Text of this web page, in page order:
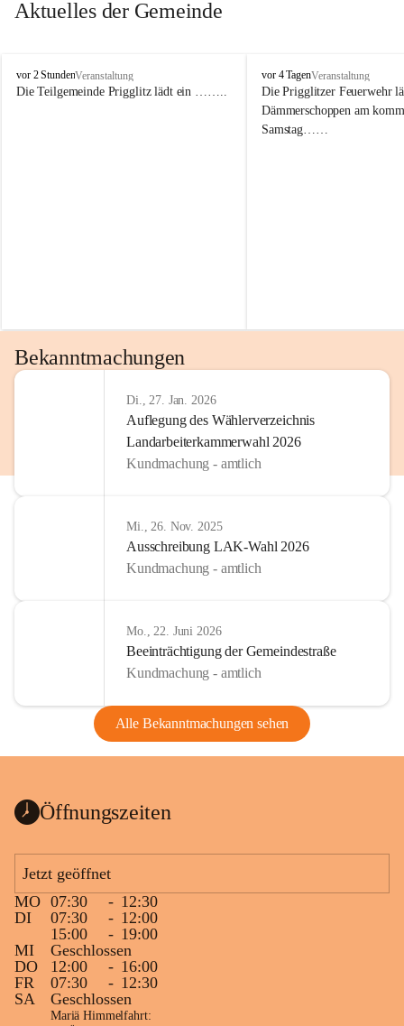
Aktuelles der Gemeinde
P
r
vor 2 StundenVeranstaltung
Die Teilgemeinde Prigglitz lädt ein ……..
P
r
i
g
vor 4 TagenVeranstaltung
Die Prigglitzer Feuerwehr
Dämmerschoppen am
Samstag……
Bekanntmachungen
Di., 27. Jan. 2026
Auflegung des Wählerverzeichnis
Landarbeiterkammerwahl 2026
Kundmachung - amtlich
Mi., 26. Nov. 2025
Ausschreibung LAK-Wahl 2026
Kundmachung - amtlich
Mo., 22. Juni 2026
Beeinträchtigung der Gemeindestraße
Kundmachung - amtlich
Alle Bekanntmachungen sehen
Öffnungszeiten
Jetzt geöffnet
MO 07:30 - 12:30
DI
07:30 - 12:00
15:00
- 19:00
MI
Geschlossen
DO
12:00 - 16:00
FR
07:30 - 12:30
SA
Geschlossen
Mariä Himmelfahrt: